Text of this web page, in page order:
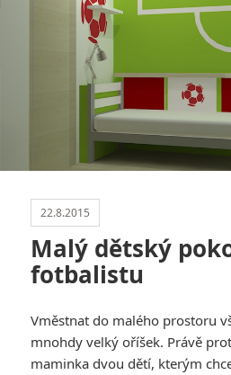
22.8.2015
Malý dětský
fotbalistu
Vměstnat do malého prostoru
mnohdy velký oříšek. Právě
maminka dvou dětí, kterým